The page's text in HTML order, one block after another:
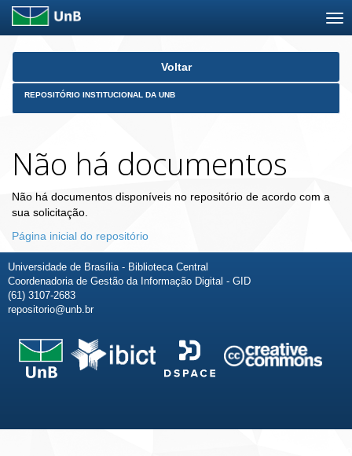
Skip
Voltar
REPOSITÓRIO INSTITUCIONAL DA UNB
Não há documentos
Não há documentos disponíveis no repositório de acordo com a
sua solicitação.
Página inicial do repositório
Universidade de Brasília - Biblioteca Central
Coordenadoria de Gestão da Informação Digital - GID
(61) 3107-2683
repositorio@unb.br